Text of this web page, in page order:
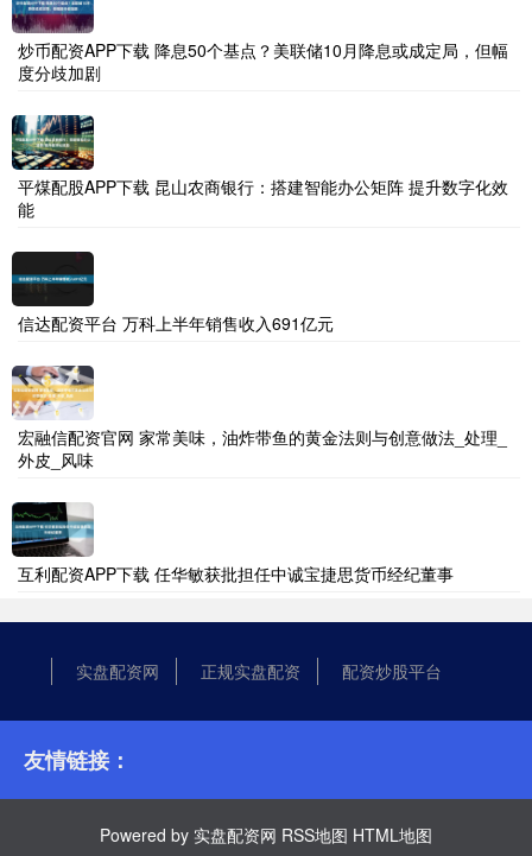
炒币配资APP下载 降息50个基点？美联储10月降息或成定局，但幅
度分歧加剧
平煤配股APP下载 昆山农商银行：搭建智能办公矩阵 提升数字化效
能
信达配资平台 万科上半年销售收入691亿元
宏融信配资官网 家常美味，油炸带鱼的黄金法则与创意做法_处理_
外皮_风味
互利配资APP下载 任华敏获批担任中诚宝捷思货币经纪董事
实盘配资网 正规实盘配资 配资炒股平台
友情链接：
Powered by 实盘配资网 RSS地图 HTML地图